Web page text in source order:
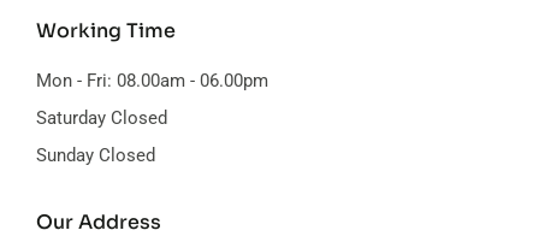
Working Time
Mon - Fri: 08.00am - 06.00pm
Saturday Closed
Sunday Closed
Our Address